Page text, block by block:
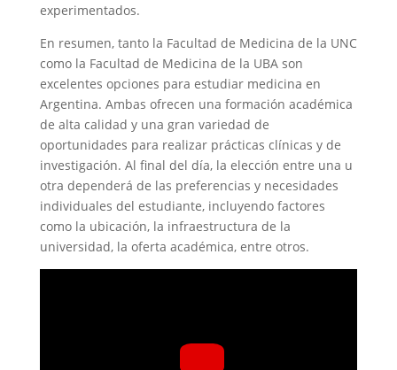
experimentados.
En resumen, tanto la Facultad de Medicina de la UNC
como la Facultad de Medicina de la UBA son
excelentes opciones para estudiar medicina en
Argentina. Ambas ofrecen una formación académica
de alta calidad y una gran variedad de
oportunidades para realizar prácticas clínicas y de
investigación. Al final del día, la elección entre una u
otra dependerá de las preferencias y necesidades
individuales del estudiante, incluyendo factores
como la ubicación, la infraestructura de la
universidad, la oferta académica, entre otros.